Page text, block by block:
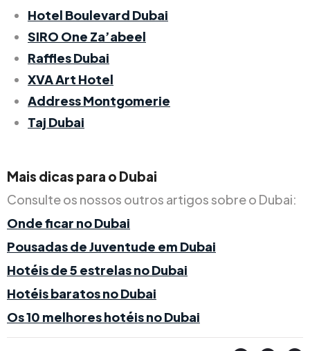
Hotel Boulevard Dubai
SIRO One Za’abeel
Raffles Dubai
XVA Art Hotel
Address Montgomerie
Taj Dubai
Mais dicas para o Dubai
Consulte os nossos outros artigos sobre o Dubai:
Onde ficar no Dubai
Pousadas de Juventude em Dubai
Hotéis de 5 estrelas no Dubai
Hotéis baratos no Dubai
Os 10 melhores hotéis no Dubai